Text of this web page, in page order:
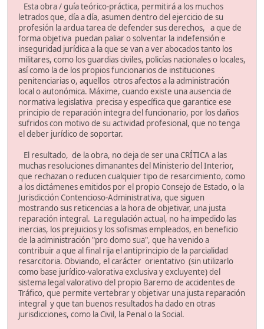
Esta obra / guía teórico-práctica, permitirá a los muchos
letrados que, día a día, asumen dentro del ejercicio de su
profesión la ardua tarea de defender sus derechos, a que de
forma objetiva puedan paliar o solventar la indefensión e
inseguridad jurídica a la que se van a ver abocados tanto los
militares, como los guardias civiles, policías nacionales o locales,
así como la de los propios funcionarios de instituciones
penitenciarias o, aquellos otros afectos a la administración
local o autonómica. Máxime, cuando existe una ausencia de
normativa legislativa precisa y específica que garantice ese
principio de reparación integra del funcionario, por los daños
sufridos con motivo de su actividad profesional, que no tenga
el deber jurídico de soportar.
El resultado, de la obra, no deja de ser una CRÍTICA a las
muchas resoluciones dimanantes del Ministerio del Interior,
que rechazan o reducen cualquier tipo de resarcimiento, como
a los dictámenes emitidos por el propio Consejo de Estado, o la
Jurisdicción Contencioso-Administrativa, que siguen
mostrando sus reticencias a la hora de objetivar, una justa
reparación integral. La regulación actual, no ha impedido las
inercias, los prejuicios y los sofismas empleados, en beneficio
de la administración "pro domo sua", que ha venido a
contribuir a que al final rija el antiprincipio de la parcialidad
resarcitoria. Obviando, el carácter orientativo (sin utilizarlo
como base jurídico-valorativa exclusiva y excluyente) del
sistema legal valorativo del propio Baremo de accidentes de
Tráfico, que permite vertebrar y objetivar una justa reparación
integral y que tan buenos resultados ha dado en otras
jurisdicciones, como la Civil, la Penal o la Social.